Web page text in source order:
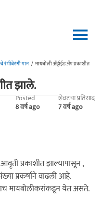
रंगीबेरंगी पान / मायबोली अँड्रॉईड अ‍ॅप प्रकाशीत
झाले.
Posted
8 वर्ष ago
शेवटचा प्रतिसाद
7 वर्ष ago
प्रकाशीत झाल्यापासून ,
प्रकर्षाने वाढली आहे.
मायबोलीकरांकडून येत असते.